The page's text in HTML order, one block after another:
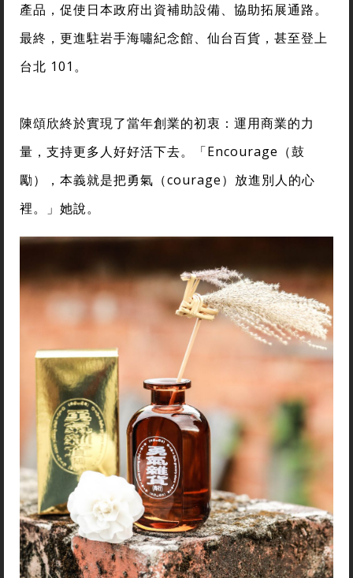
產品，促使日本政府出資補助設備、協助拓展通路。
最終，更進駐岩手海嘯紀念館、仙台百貨，甚至登上
台北 101。
陳頌欣終於實現了當年創業的初衷：運用商業的力
量，支持更多人好好活下去。「Encourage（鼓
勵），本義就是把勇氣（courage）放進別人的心
裡。」她說。